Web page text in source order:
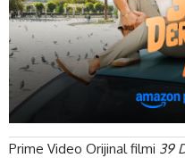
Prime Video Orijinal filmi 39